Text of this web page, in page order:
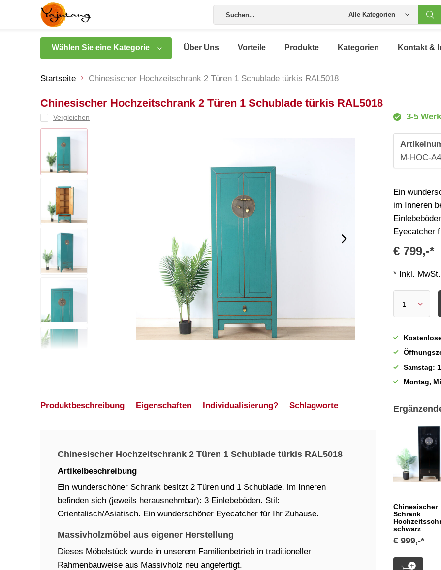
Alle Kategorien
Wählen Sie eine Kategorie Über Uns Vorteile Produkte Kategorien Kontakt &
Startseite Chinesischer Hochzeitschrank 2 Türen 1 Schublade türkis RAL5018
Chinesischer Hochzeitschrank 2 Türen 1 Schublade türkis RAL5018
Vergleichen 3-5
M-HOC-
Ein
im Inneren
Eyecatcher
€ 799,-*
* Inkl.
Samstag:
Montag,
Produktbeschreibung Eigenschaften Individualisierung? Schlagworte
Chinesischer Hochzeitschrank 2 Türen 1 Schublade türkis RAL5018
Artikelbeschreibung
Ein wunderschöner Schrank besitzt 2 Türen und 1 Schublade, im Inneren
befinden sich (jeweils herausnehmbar): 3 Einlebeböden. Stil:
Orientalisch/Asiatisch. Ein wunderschöner Eyecatcher für Ihr Zuhause.
Massivholzmöbel aus eigener Herstellung
Dieses Möbelstück wurde in unserem Familienbetrieb in traditioneller
Rahmenbauweise aus Massivholz neu angefertigt.
Chinesischer
Schrank
schwarz
€ 999,-*